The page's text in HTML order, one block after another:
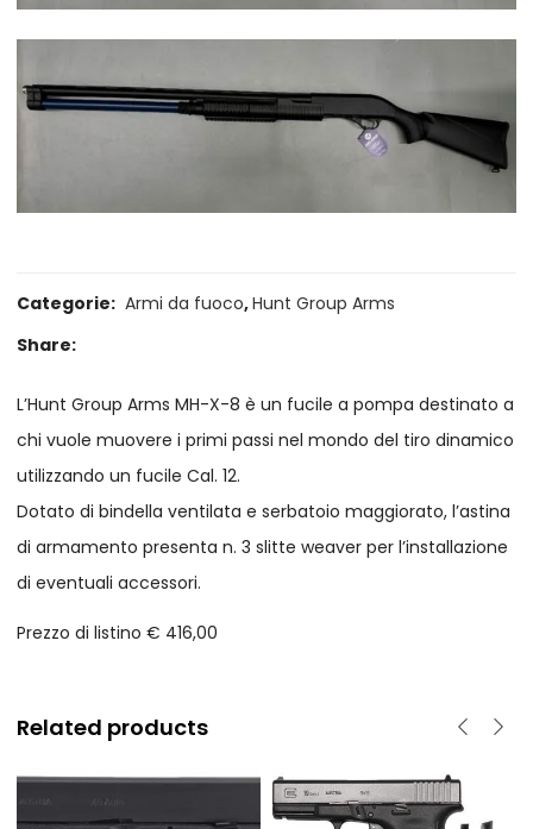
Categorie: Armi da fuoco,Hunt Group Arms
Share:
L’Hunt Group Arms MH-X-8 è un fucile a pompa destinato a
chi vuole muovere i primi passi nel mondo del tiro dinamico
utilizzando un fucile Cal. 12.
Dotato di bindella ventilata e serbatoio maggiorato, l’astina
di armamento presenta n. 3 slitte weaver per l’installazione
di eventuali accessori.
Prezzo di listino € 416,00
Related products